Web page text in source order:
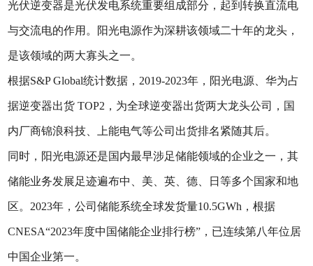
光伏逆变器是光伏发电系统重要组成部分，起到转换直流电
与交流电的作用。阳光电源作为深耕该领域二十年的龙头，
是该领域的两大寡头之一。
根据S&P Global统计数据，2019-2023年，阳光电源、华为占
据逆变器出货 TOP2，为全球逆变器出货两大龙头公司，国
内厂商锦浪科技、上能电气等公司出货排名紧随其后。
同时，阳光电源还是国内最早涉足储能领域的企业之一，其
储能业务发展足迹遍布中、美、英、德、日等多个国家和地
区。2023年，公司储能系统全球发货量10.5GWh，根据
CNESA“2023年度中国储能企业排行榜”，已连续第八年位居
中国企业第一。